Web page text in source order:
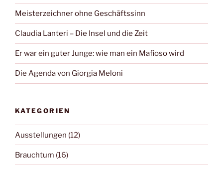
Meisterzeichner ohne Geschäftssinn
Claudia Lanteri – Die Insel und die Zeit
Er war ein guter Junge: wie man ein Mafioso wird
Die Agenda von Giorgia Meloni
KATEGORIEN
Ausstellungen (12)
Brauchtum (16)